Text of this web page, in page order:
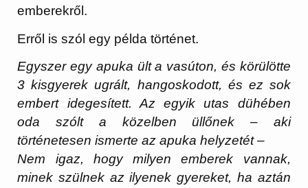
emberekről.
Erről is szól egy példa történet.
Egyszer egy apuka ült a vasúton, és körülötte
3 kisgyerek ugrált, hangoskodott, és ez sok
embert idegesített. Az egyik utas dühében
oda szólt a közelben üllőnek – aki
történetesen ismerte az apuka helyzetét –
Nem igaz, hogy milyen emberek vannak,
minek szülnek az ilyenek gyereket, ha aztán